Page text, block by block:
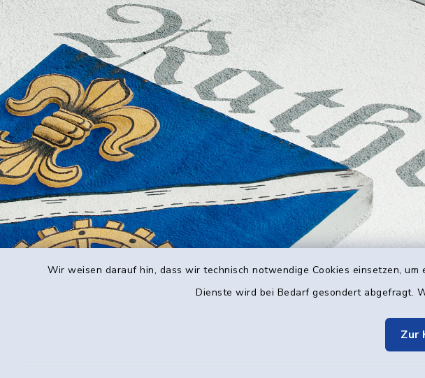
Wir weisen darauf hin, dass wir technisch notwendige Cookies einsetzen,
Dienste wird bei Bedarf gesondert abgefragt.
Zur